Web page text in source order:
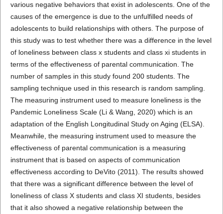
various negative behaviors that exist in adolescents. One of the
causes of the emergence is due to the unfulfilled needs of
adolescents to build relationships with others. The purpose of
this study was to test whether there was a difference in the level
of loneliness between class x students and class xi students in
terms of the effectiveness of parental communication. The
number of samples in this study found 200 students. The
sampling technique used in this research is random sampling.
The measuring instrument used to measure loneliness is the
Pandemic Loneliness Scale (Li & Wang, 2020) which is an
adaptation of the English Longitudinal Study on Aging (ELSA).
Meanwhile, the measuring instrument used to measure the
effectiveness of parental communication is a measuring
instrument that is based on aspects of communication
effectiveness according to DeVito (2011). The results showed
that there was a significant difference between the level of
loneliness of class X students and class XI students, besides
that it also showed a negative relationship between the